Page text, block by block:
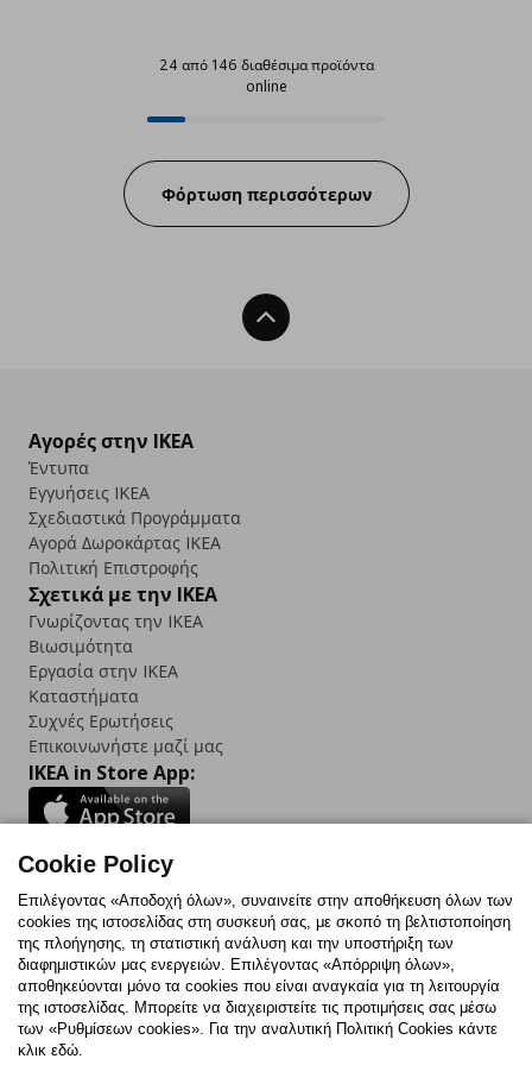
24 από 146 διαθέσιμα προϊόντα
online
24 από 146 διαθέσιμα προϊόντα
Progress:
Φόρτωση περισσότερων
Back To Top
Αγορές στην IKEA
Έντυπα
Εγγυήσεις IKEA
Σχεδιαστικά Προγράμματα
Αγορά Δωρoκάρτας IKEA
Πολιτική Επιστροφής
Σχετικά με την IKEA
Γνωρίζοντας την IKEA
Βιωσιμότητα
Εργασία στην IKEA
Καταστήματα
Συχνές Ερωτήσεις
Επικοινωνήστε μαζί μας
IKEA in Store App:
Follow us:
FacebookInstagram
TikTokYoutubePinterestTwitter
Cookie Policy
Επιλέγοντας «Αποδοχή όλων», συναινείτε στην αποθήκευση όλων των
cookies της ιστοσελίδας στη συσκευή σας, με σκοπό τη βελτιστοποίηση
της πλοήγησης, τη στατιστική ανάλυση και την υποστήριξη των
διαφημιστικών μας ενεργειών. Επιλέγοντας «Απόρριψη όλων»,
αποθηκεύονται μόνο τα cookies που είναι αναγκαία για τη λειτουργία
της ιστοσελίδας. Μπορείτε να διαχειριστείτε τις προτιμήσεις σας μέσω
των «Ρυθμίσεων cookies». Για την αναλυτική Πολιτική Cookies κάντε
κλικ εδώ.